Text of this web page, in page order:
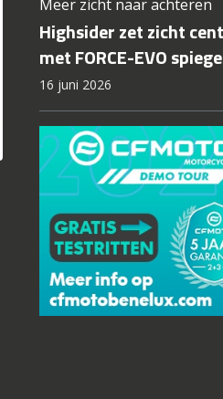
Meer zicht naar achteren
Highsider zet zicht
met FORCE-EVO
16 juni 2026